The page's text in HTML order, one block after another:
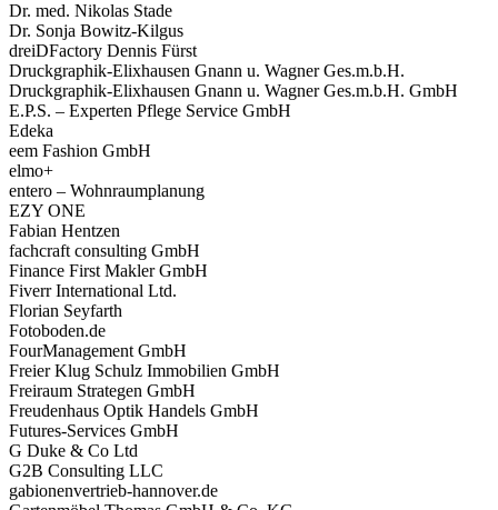
Dr. med. Nikolas Stade
Dr. Sonja Bowitz-Kilgus
dreiDFactory Dennis Fürst
Druckgraphik-Elixhausen Gnann u. Wagner Ges.m.b.H.
Druckgraphik-Elixhausen Gnann u. Wagner Ges.m.b.H. GmbH
E.P.S. – Experten Pflege Service GmbH
Edeka
eem Fashion GmbH
elmo+
entero – Wohnraumplanung
EZY ONE
Fabian Hentzen
fachcraft consulting GmbH
Finance First Makler GmbH
Fiverr International Ltd.
Florian Seyfarth
Fotoboden.de
FourManagement GmbH
Freier Klug Schulz Immobilien GmbH
Freiraum Strategen GmbH
Freudenhaus Optik Handels GmbH
Futures-Services GmbH
G Duke & Co Ltd
G2B Consulting LLC
gabionenvertrieb-hannover.de